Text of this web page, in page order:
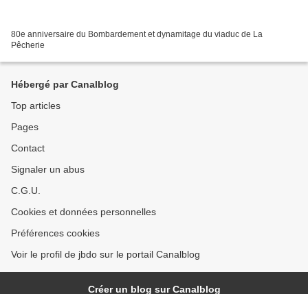
80e anniversaire du Bombardement et dynamitage du viaduc de La
Pêcherie
Hébergé par Canalblog
Top articles
Pages
Contact
Signaler un abus
C.G.U.
Cookies et données personnelles
Préférences cookies
Voir le profil de jbdo sur le portail Canalblog
Créer un blog sur Canalblog